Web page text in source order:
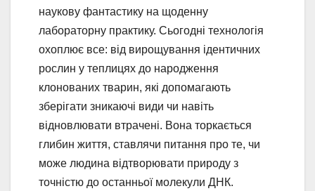
наукову фантастику на щоденну
лабораторну практику. Сьогодні технологія
охоплює все: від вирощування ідентичних
рослин у теплицях до народження
клонованих тварин, які допомагають
зберігати зникаючі види чи навіть
відновлювати втрачені. Вона торкається
глибин життя, ставлячи питання про те, чи
може людина відтворювати природу з
точністю до останньої молекули ДНК.